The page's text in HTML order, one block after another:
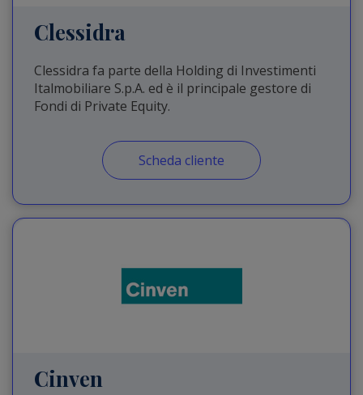
Clessidra
Clessidra fa parte della Holding di Investimenti
Italmobiliare S.p.A. ed è il principale gestore di
Fondi di Private Equity.
Scheda cliente
Cinven